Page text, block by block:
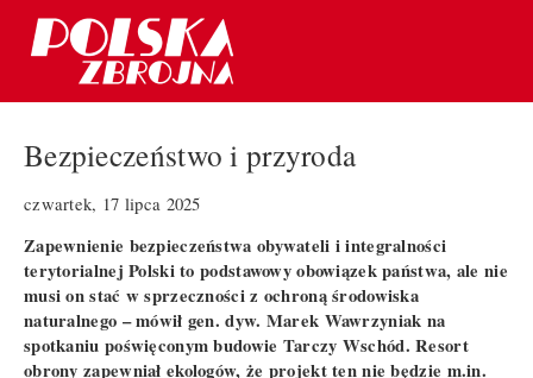
Bezpieczeństwo i przyroda
czwartek, 17 lipca 2025
Zapewnienie bezpieczeństwa obywateli i integralności
terytorialnej Polski to podstawowy obowiązek państwa, ale nie
musi on stać w sprzeczności z ochroną środowiska
naturalnego – mówił gen. dyw. Marek Wawrzyniak na
spotkaniu poświęconym budowie Tarczy Wschód. Resort
obrony zapewniał ekologów, że projekt ten nie będzie m.in.